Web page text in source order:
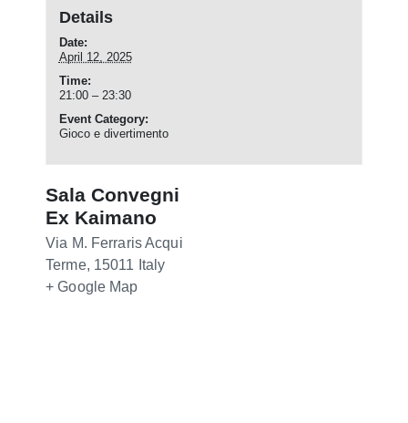
Details
Date:
April 12, 2025
Time:
21:00 – 23:30
Event Category:
Gioco e divertimento
Sala Convegni
Ex Kaimano
Via M. FerrarisAcqui
Terme, 15011 Italy
+ Google Map